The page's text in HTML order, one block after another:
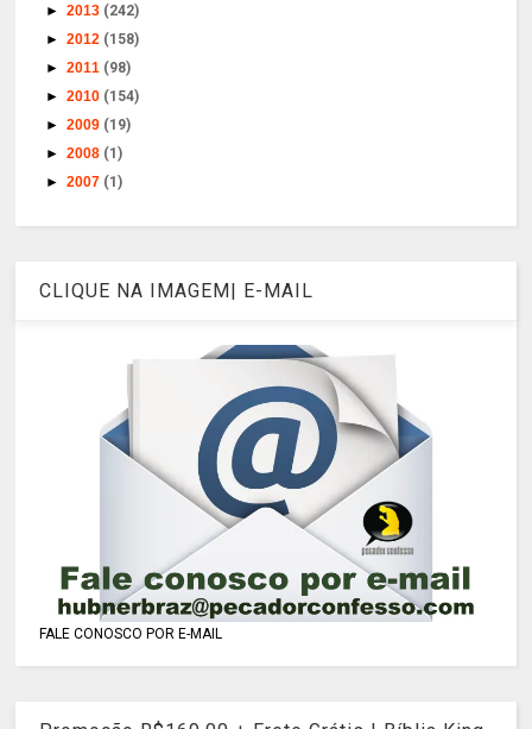
►2013 (242)
►2012 (158)
►2011 (98)
►2010 (154)
►2009 (19)
►2008 (1)
►2007 (1)
CLIQUE NA IMAGEM| E-MAIL
FALE CONOSCO POR E-MAIL